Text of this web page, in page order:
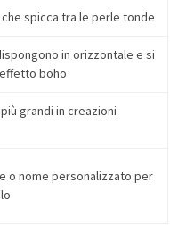
spicca tra le perle tonde
in orizzontale e si
boho
grandi in creazioni
o nome personalizzato per